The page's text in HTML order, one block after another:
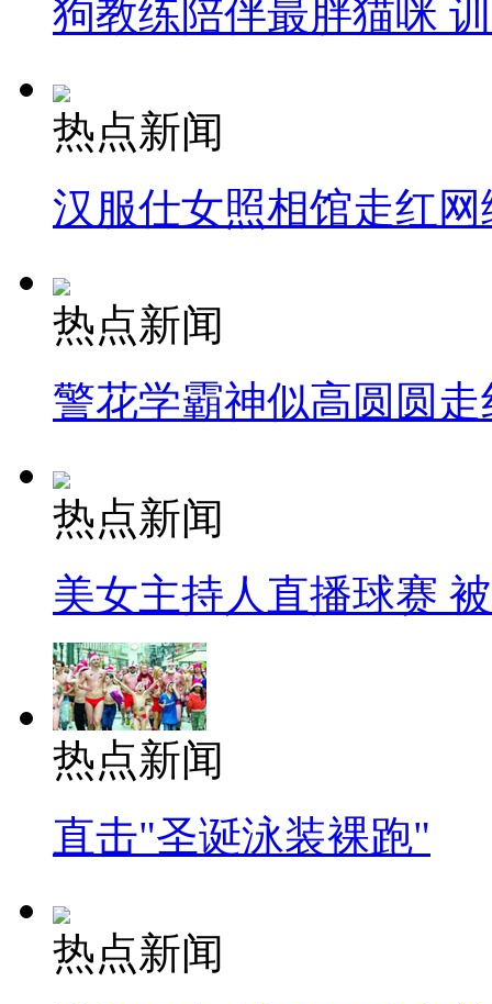
狗教练陪伴最胖猫咪
热点新闻
汉服仕女照相馆走红网
热点新闻
警花学霸神似高圆圆走
热点新闻
美女主持人直播球赛
热点新闻
直击"圣诞泳装裸跑"
热点新闻